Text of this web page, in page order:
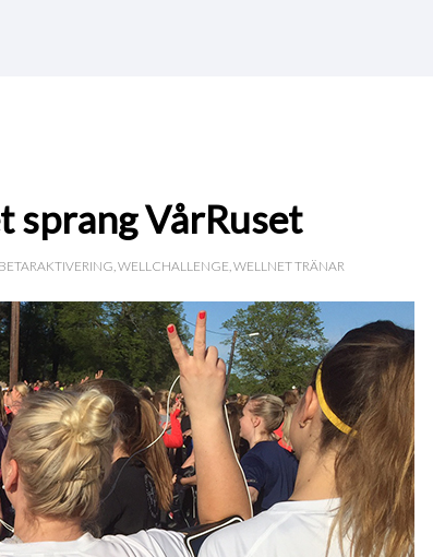
sprang VårRuset
,WELLCHALLENGE,WELLNET TRÄNAR